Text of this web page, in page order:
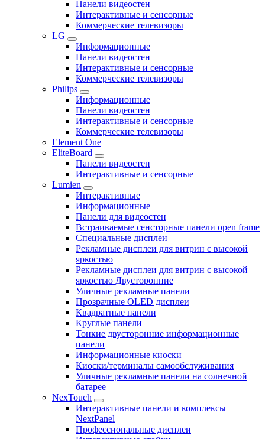
Панели видеостен
Интерактивные и сенсорные
Коммерческие телевизоры
LG
Информационные
Панели видеостен
Интерактивные и сенсорные
Коммерческие телевизоры
Philips
Информационные
Панели видеостен
Интерактивные и сенсорные
Коммерческие телевизоры
Element One
EliteBoard
Панели видеостен
Интерактивные и сенсорные
Lumien
Интерактивные
Информационные
Панели для видеостен
Встраиваемые сенсторные панели open frame
Специальные дисплеи
Рекламные дисплеи для витрин с высокой
яркостью
Рекламные дисплеи для витрин с высокой
яркостью Двусторонние
Уличные рекламные панели
Прозрачные OLED дисплеи
Квадратные панели
Круглые панели
Тонкие двусторонние информационные
панели
Информационные киоски
Киоски/терминалы самообслуживания
Уличные рекламные панели на солнечной
батарее
NexTouch
Интерактивные панели и комплексы
NextPanel
Профессиональные дисплеи